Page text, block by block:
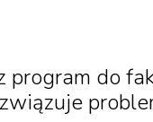
program do